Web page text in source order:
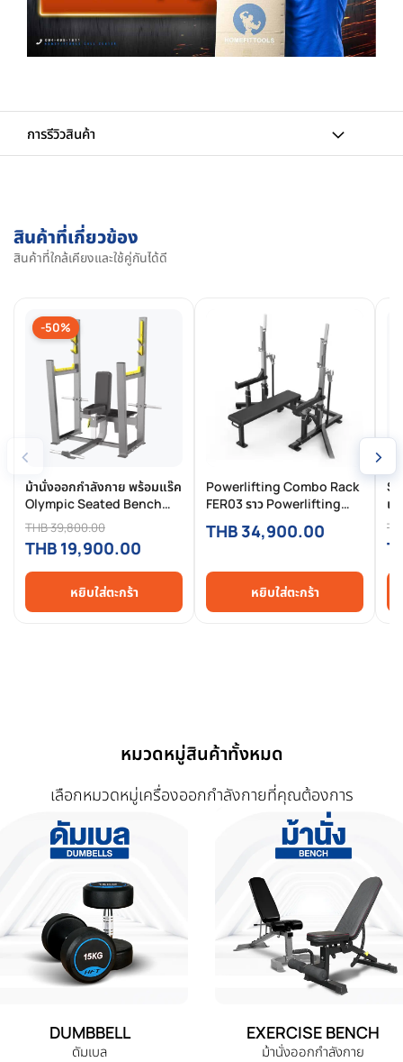
การรีวิวสินค้า
สินค้าที่เกี่ยวข้อง
สินค้าที่ใกล้เคียงและใช้คู่กันได้ดี
‹
-50%
ม้านั่งออกกำลังกาย พร้อมแร๊ค
Olympic Seated Bench
HFT-FGX51
THB 39,800.00
THB 19,900.00
หยิบใส่ตะกร้า
Powerlifting Combo Rack
FER03 ราว Powerlifting
ครบชุด Squat + Bench
Press สำหรับฟิตเนส
THB 34,900.00
หยิบใส่ตะกร้า
แ
ป
›
หมวดหมู่สินค้าทั้งหมด
เลือกหมวดหมู่เครื่องออกกำลังกายที่คุณต้องการ
DUMBBELL
ดัมเบล
EXERCISE BENCH
ม้านั่งออกกำลังกาย